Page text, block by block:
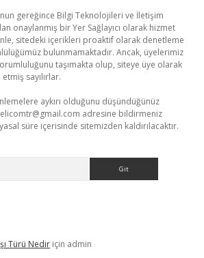
gereğince Bilgi Teknolojileri ve İletişim
onaylanmış bir Yer Sağlayıcı olarak hizmet
sitedeki içerikleri proaktif olarak denetleme
bulunmamaktadır. Ancak, üyelerimiz
taşımakta olup, siteye üye olarak
sayılırlar.
aykırı olduğunu düşündüğünüz
adresine bildirmeniz
süre içerisinde sitemizden kaldırılacaktır.
Türü Nedir için admin